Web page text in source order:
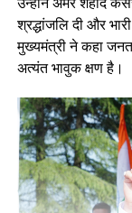
श्रद्धांजलि दी और
मुख्यमंत्री ने कहा
अत्यंत भावुक क्षण है।